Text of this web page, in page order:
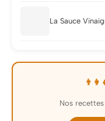
La Sauce
Nos